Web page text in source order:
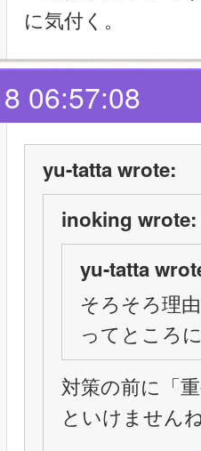
に気付く。
06:57:08
yu-tatta wrote:
inoking wrote:
yu-tatta
そろそろ理
ってところ
対策の前に「
といけません